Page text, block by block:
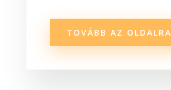
TOVÁBB AZ OLDALRA